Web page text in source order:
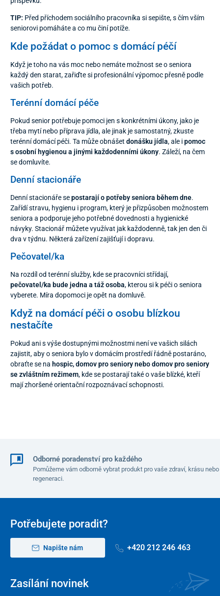
TIP: Před příchodem sociálního pracovníka si sepište, s čím vším
seniorovi pomáháte a co mu činí potíže.
Kde požádat o pomoc s domácí péčí
Když je toho na vás moc nebo nemáte možnost se o seniora
každý den starat, zařiďte si profesionální výpomoc přesně podle
vašich potřeb.
Terénní domácí péče
Pokud senior potřebuje pomoci jen s konkrétními úkony, jako je
třeba mytí nebo příprava jídla, ale jinak je samostatný, zkuste
terénní domácí péči. Ta může obnášet donášku jídla, ale ipomoc
s osobní hygienou a jinými každodenními úkony. Záleží, na čem
se domluvíte.
Denní stacionáře
Denní stacionáře sepostarají o potřeby seniora během dne.
Zařídí stravu, hygienu i program, který je přizpůsoben možnostem
seniora a podporuje jeho potřebné dovednosti a hygienické
návyky. Stacionář můžete využívat jak každodenně, tak jen den či
dva v týdnu. Některá zařízení zajišťují i dopravu.
Pečovatel/ka
Na rozdíl od terénní služby, kde se pracovníci střídají,
pečovatel/ka bude jedna a táž osoba, kterou si k péči o seniora
vyberete. Míra dopomoci je opět na domluvě.
Když na domácí péči o osobu blízkou
nestačíte
Pokud ani s výše dostupnými možnostmi není ve vašich silách
zajistit, aby o seniora bylo v domácím prostředí řádně postaráno,
obraťte se na hospic, domov pro seniory nebo domov pro seniory
se zvláštním režimem, kde se postarají také o vaše blízké, kteří
mají zhoršené orientační rozpoznávací schopnosti.
Odborné poradenství pro každého
Pomůžeme vám odborně vybrat produkt pro vaše zdraví, krásu nebo
regeneraci.
Potřebujete poradit?
Napište nám +420 212 246 463
Zasílání novinek